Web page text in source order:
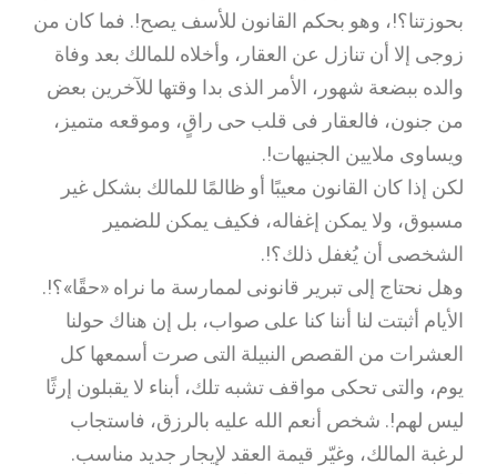
بحوزتنا؟!، وهو بحكم القانون للأسف يصح!. فما كان من
زوجى إلا أن تنازل عن العقار، وأخلاه للمالك بعد وفاة
والده ببضعة شهور، الأمر الذى بدا وقتها للآخرين بعض
من جنون، فالعقار فى قلب حى راقٍ، وموقعه متميز،
ويساوى ملايين الجنيهات!.
لكن إذا كان القانون معيبًا أو ظالمًا للمالك بشكل غير
مسبوق، ولا يمكن إغفاله، فكيف يمكن للضمير
الشخصى أن يُغفل ذلك؟!.
وهل نحتاج إلى تبرير قانونى لممارسة ما نراه «حقًا»؟!.
الأيام أثبتت لنا أننا كنا على صواب، بل إن هناك حولنا
العشرات من القصص النبيلة التى صرت أسمعها كل
يوم، والتى تحكى مواقف تشبه تلك، أبناء لا يقبلون إرثًا
ليس لهم!. شخص أنعم الله عليه بالرزق، فاستجاب
لرغبة المالك، وغيّر قيمة العقد لإيجار جديد مناسب.